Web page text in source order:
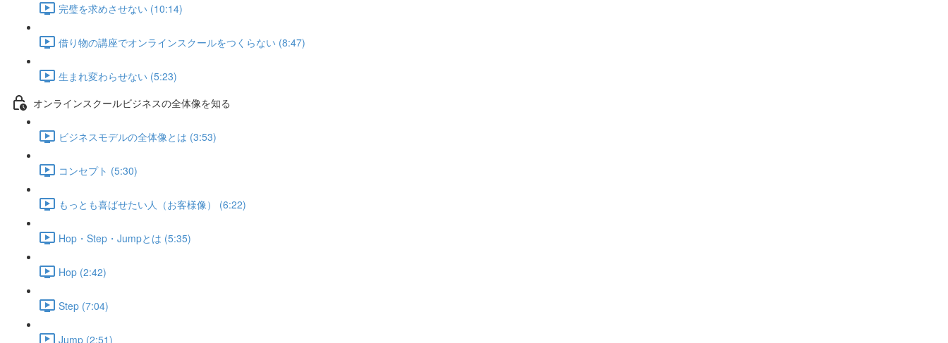
完璧を求めさせない (10:14)
借り物の講座でオンラインスクールをつくらない (8:47)
生まれ変わらせない (5:23)
オンラインスクールビジネスの全体像を知る
ビジネスモデルの全体像とは (3:53)
コンセプト (5:30)
もっとも喜ばせたい人（お客様像） (6:22)
Hop・Step・Jumpとは (5:35)
Hop (2:42)
Step (7:04)
Jump (2:51)